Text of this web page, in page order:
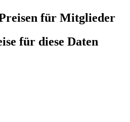
für Mitglieder
für diese Daten